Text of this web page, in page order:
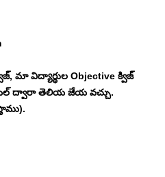
మా విద్యార్థుల Objective క్విజ్
ద్వారా తెలియ జేయ వచ్చు.